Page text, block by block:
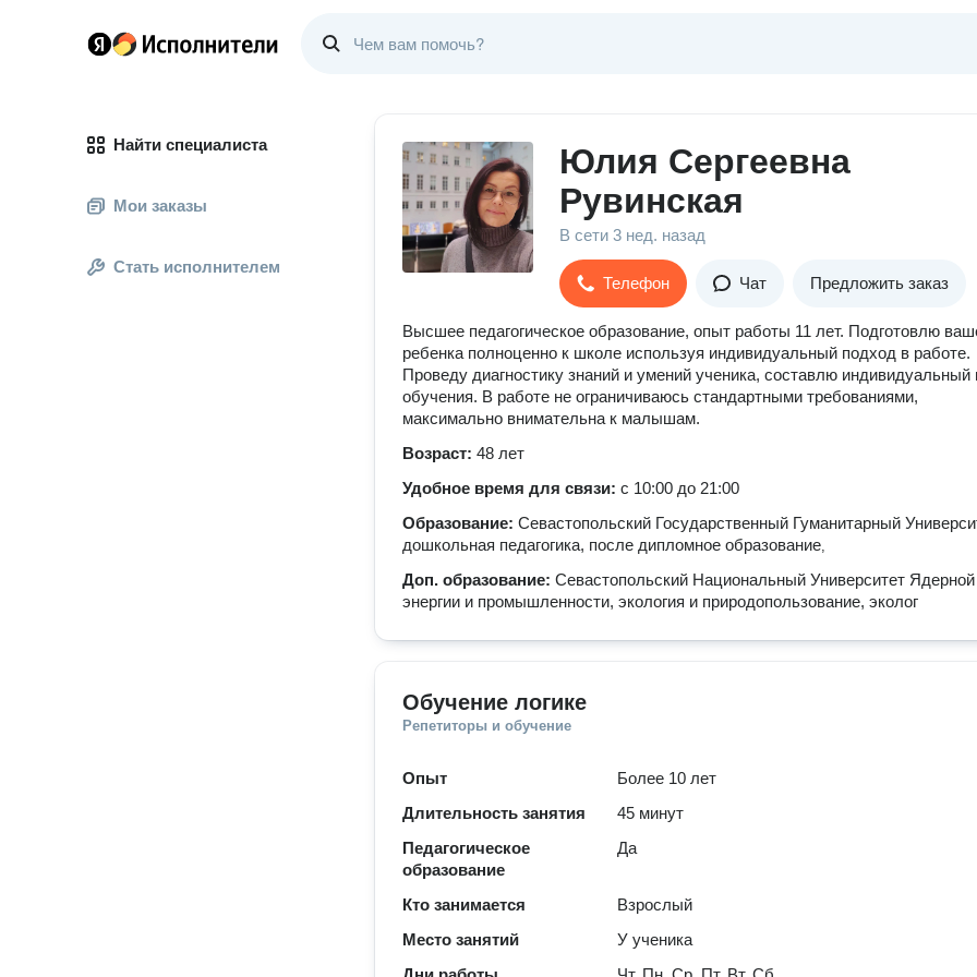
Найти специалиста
Мои заказы
Стать исполнителем
Юлия Сергеевна
Рувинская
В сети 3 нед. назад
Телефон Чат Предложить заказ
Высшее педагогическое образование, опыт работы 11 лет. Подготовлю
ребенка полноценно к школе используя индивидуальный подход в работе.
Проведу диагностику знаний и умений ученика, составлю индивидуальный
обучения. В работе не ограничиваюсь стандартными требованиями,
максимально внимательна к малышам.
Возраст: 48 лет
Удобное время для связи: с 10:00 до 21:00
Образование: Севастопольский Государственный Гуманитарный
дошкольная педагогика, после дипломное образование,
Доп. образование: Севастопольский Национальный Университет Ядерной
энергии и промышленности, экология и природопользование, эколог
Обучение логике
Репетиторы и обучение
Опыт
Более 10 лет
Длительность занятия
45 минут
Педагогическое
образование
Да
Кто занимается
Взрослый
Место занятий
У ученика